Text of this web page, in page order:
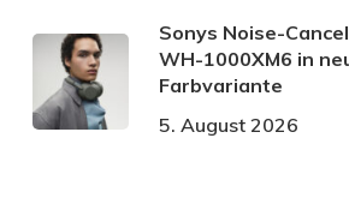
Sonys Noise-
WH-1000XM6 in
Farbvariante
5. August 2026